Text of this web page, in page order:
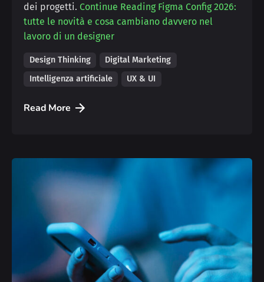
dei progetti. Continue ReadingFigma Config 2026:
tutte le novità e cosa cambiano davvero nel
lavoro di un designer
Design Thinking
Digital Marketing
Intelligenza artificiale
UX & UI
Read More